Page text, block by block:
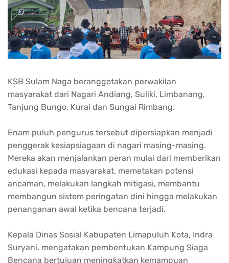
KSB Sulam Naga beranggotakan perwakilan
masyarakat dari Nagari Andiang, Suliki, Limbanang,
Tanjung Bungo, Kurai dan Sungai Rimbang.
Enam puluh pengurus tersebut dipersiapkan menjadi
penggerak kesiapsiagaan di nagari masing-masing.
Mereka akan menjalankan peran mulai dari memberikan
edukasi kepada masyarakat, memetakan potensi
ancaman, melakukan langkah mitigasi, membantu
membangun sistem peringatan dini hingga melakukan
penanganan awal ketika bencana terjadi.
Kepala Dinas Sosial Kabupaten Limapuluh Kota, Indra
Suryani, mengatakan pembentukan Kampung Siaga
Bencana bertujuan meningkatkan kemampuan